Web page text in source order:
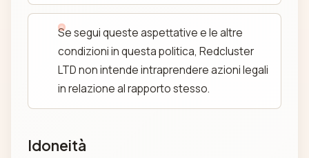
Se segui queste aspettative e le altre
condizioni in questa politica, Redcluster
LTD non intende intraprendere azioni legali
in relazione al rapporto stesso.
Idoneità